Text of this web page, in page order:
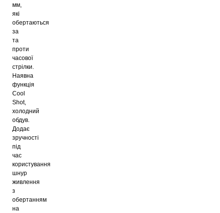
мм,
які
обертаються
за
та
проти
часової
стрілки.
Наявна
функція
Cool
Shot,
холодний
обдув.
Додає
зручності
під
час
користування
шнур
живлення
з
обертанням
на